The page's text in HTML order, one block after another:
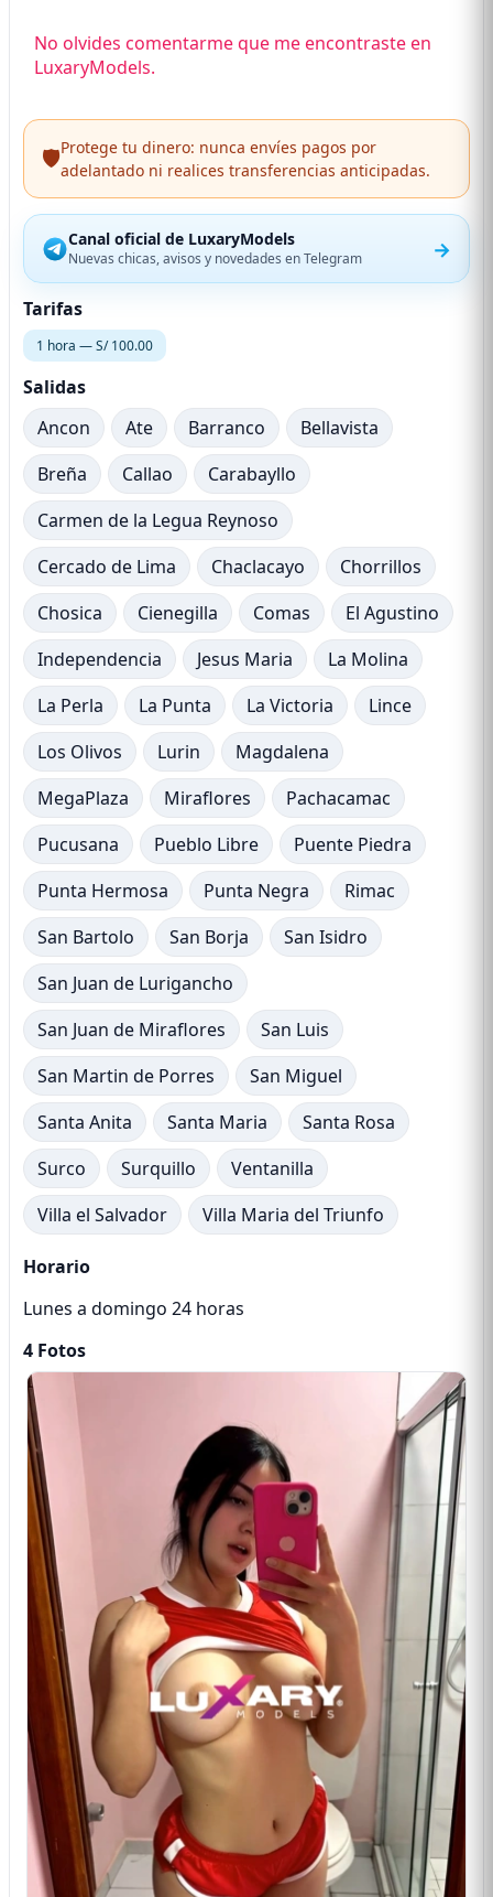
No olvides comentarme que me encontraste en
LuxaryModels.
🛡️Protege tu dinero: nunca envíes pagos por
adelantado ni realices transferencias anticipadas.
Canal oficial de LuxaryModels
Nuevas chicas, avisos y novedades en Telegram →
Tarifas
1 hora — S/ 100.00
Salidas
Ancon
Ate Barranco
Bellavista
Breña
Callao
Carabayllo
Carmen de la Legua Reynoso
Cercado de Lima
Chaclacayo
Chorrillos
Chosica
Cienegilla Comas
El Agustino
Independencia
Jesus Maria
La Molina
La Perla
La Punta La Victoria
Lince
Los Olivos
Lurin
Magdalena
MegaPlaza
Miraflores
Pachacamac
Pucusana
Pueblo Libre
Puente Piedra
Punta Hermosa
Punta Negra
Rimac
San Bartolo
San Borja
San Isidro
San Juan de Lurigancho
San Juan de Miraflores
San Luis
San Martin de Porres
San Miguel
Santa Anita
Santa Maria
Santa Rosa
Surco
Surquillo
Ventanilla
Villa el Salvador
Villa Maria del Triunfo
Horario
Lunes a domingo 24 horas
4 Fotos